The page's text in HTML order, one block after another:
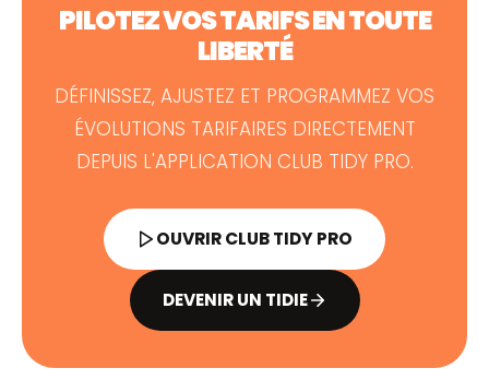
PILOTEZ VOS TARIFS EN TOUTE
LIBERTÉ
DÉFINISSEZ, AJUSTEZ ET PROGRAMMEZ VOS
ÉVOLUTIONS TARIFAIRES DIRECTEMENT
DEPUIS L'APPLICATION CLUB TIDY PRO.
OUVRIR CLUB TIDY PRO
DEVENIR UN TIDIE